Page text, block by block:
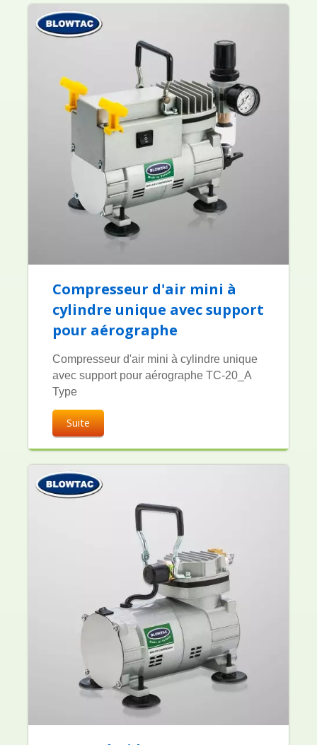
Compresseur d'air mini à
cylindre unique avec support
pour aérographe
Compresseur d'air mini à cylindre unique
avec support pour aérographe TC-20_A
Type
Suite